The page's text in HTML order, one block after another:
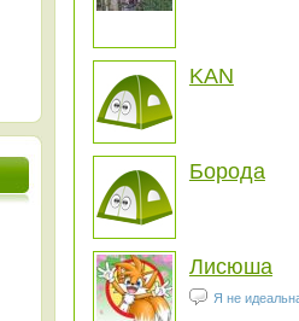
KAN
Борода
Лисюша
Я не